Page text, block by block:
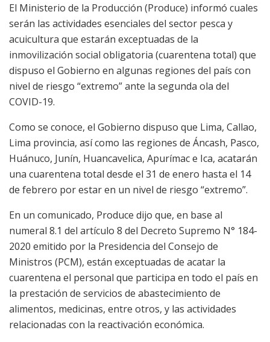
El Ministerio de la Producción (Produce) informó cuales
serán las actividades esenciales del sector pesca y
acuicultura que estarán exceptuadas de la
inmovilización social obligatoria (cuarentena total) que
dispuso el Gobierno en algunas regiones del país con
nivel de riesgo “extremo” ante la segunda ola del
COVID-19.
Como se conoce, el Gobierno dispuso que Lima, Callao,
Lima provincia, así como las regiones de Áncash, Pasco,
Huánuco, Junín, Huancavelica, Apurímac e Ica, acatarán
una cuarentena total desde el 31 de enero hasta el 14
de febrero por estar en un nivel de riesgo “extremo”.
En un comunicado, Produce dijo que, en base al
numeral 8.1 del artículo 8 del Decreto Supremo N° 184-
2020 emitido por la Presidencia del Consejo de
Ministros (PCM), están exceptuadas de acatar la
cuarentena el personal que participa en todo el país en
la prestación de servicios de abastecimiento de
alimentos, medicinas, entre otros, y las actividades
relacionadas con la reactivación económica.